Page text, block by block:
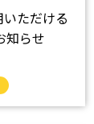
ただける
知らせ